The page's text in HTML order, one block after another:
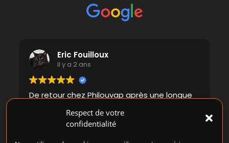
Respect de votre
confidentialité
Eric Fouilloux
il y a 2 ans
De retour chez Philouvap après une longue
déco et la disposition changée. Soignée et
agréable, la boutique vous donne envie de